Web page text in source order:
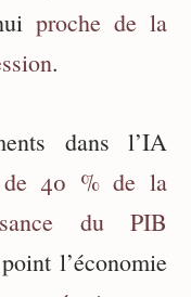
proche de la
.
dans l’IA
de 40 % de la
du PIB
l’économie